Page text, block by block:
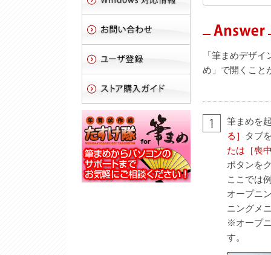
「筆まめデザ
め」で開くこと
筆まめを
る］
タブ
たは［喪
ボタンを
ここでは
オープニ
ニングメ
※オープ
す。